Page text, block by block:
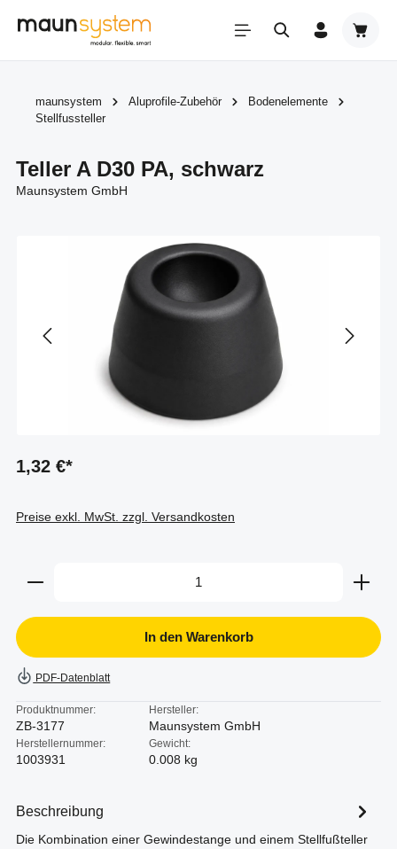
Zum Hauptinhalt springen
maunsystem Aluprofile-Zubehör
Bodenelemente
Stellfussteller
Teller A D30 PA, schwarz
Maunsystem GmbH
1,32 €*
Preise exkl. MwSt. zzgl. Versandkosten
Produkt Anzahl: Gib den gewünschten Wert ein
In den Warenkorb
PDF-Datenblatt
Produktnummer:
ZB-3177
Hersteller:
Maunsystem GmbH
Herstellernummer:
1003931
Gewicht:
0.008 kg
Beschreibung
Die Kombination einer Gewindestange und einem Stellfußteller